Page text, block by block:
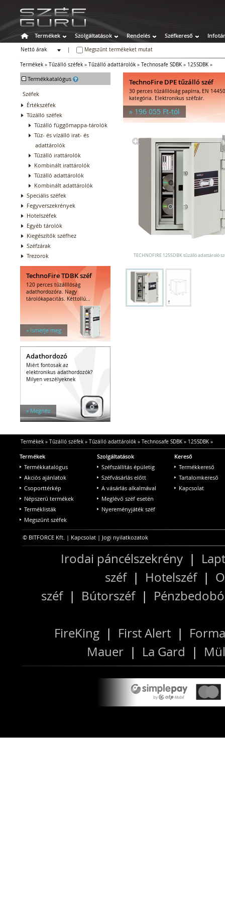
Termékek Szolgáltatások Rendelés Széfkereső Infotár
Nettó árak
Megszűnt termékeket mutat
Termékek » Tűzálló széfek » Tűzálló adattárolók » Technosafe SDBK » 125SDBK »
- Termékkatalógus
Széfek
Értékszéfek
Tűzálló széfek
Tűzálló függőmappa-tárolók
Tűz- és vízálló irat- és
adattárolók
Tűzálló irattárolók
Kombinált irattárolók
Tűzálló adattárolók
Kombinált adattárolók
Speciális széfek
Fegyverszekrények
Hotelszéfek
Egyéb tárolók
Kiegészítők széfhez
Széfzárak
Trezorok
TechnoFire TDBK széf
120 perces tűzálllóság
adathordozóra. Nagy
tárolókapacitás. Kéttollú...
» Ismerje meg
Adathordozó
Miért fontosak az
elektronikus adathordozók?
Milyen veszélyeknek
vannak...
» Megnéz
TechnoFire DPE tűzálló széf
30 perces tűzálllóság papírra, EN
kategória. Elektronikus széfzár.
» 196 055 Ft-tól
TECHNOFIRE 125SDBK tűzálló adattároló
Termékek» Tűzálló széfek» Tűzálló adattárolók» Technosafe SDBK» 125SDBK»
Termékek
Termékkatalógus
Akciós ajánlatok
Csoporttérkép
Népszerű termékek
Terméklisták
Megszűnt széfek
Szolgáltatások
Széfszállítás épületig
Széfvásárlás előtt
A vásárlás alkalmával
Meglévő széf esetén
Nyereményjáték széf
Kereső
Termékkereső
Tartalomkereső
Kapcsolat
© BITFORCE Kft. | Kapcsolat | Jogi nyilatkozatok
Irodai páncélszekrény |
széf| Hotelszéf|
széf| Bútorszéf|
FireKing | First Alert |
Mauer | La Gard |